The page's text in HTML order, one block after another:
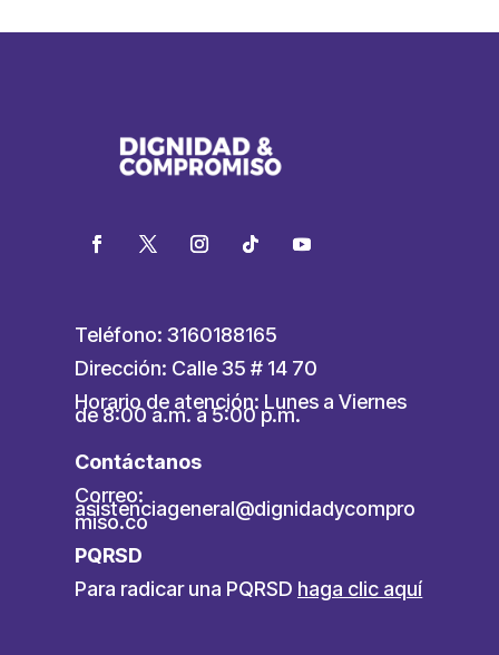
Teléfono: 3160188165
Dirección: Calle 35 # 14 70
Horario de atención: Lunes a Viernes
de 8:00 a.m. a 5:00 p.m.
Contáctanos
Correo:
asistenciageneral@dignidadycompro
miso.co
PQRSD
Para radicar una PQRSD haga clic aquí